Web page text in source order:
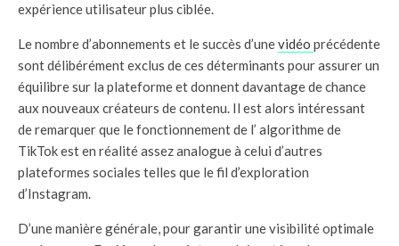
expérience utilisateur plus ciblée.
Le nombre d’abonnements et le succès d’unevidéo précédente
sont délibérément exclus de ces déterminants pour assurer un
équilibre sur la plateforme et donnent davantage de chance
aux nouveaux créateurs de contenu. Il est alors intéressant
de remarquer que le fonctionnement de l’ algorithme de
TikTok est en réalité assez analogue à celui d’autres
plateformes sociales telles que le fil d’exploration
d’Instagram.
D’une manière générale, pour garantir une visibilité optimale